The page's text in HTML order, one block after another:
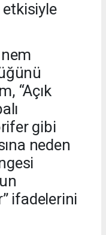
“Açık
gibi
neden
ifadelerini